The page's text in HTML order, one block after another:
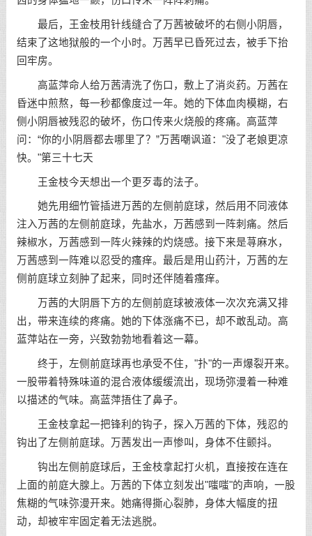
最后，王金枝用针线缝合了万茜被破坏的右侧小阴唇，
结束了这地狱般的一个小时。万茜早已昏死过去，被手下抬
回牢房。
高蓝萍命人给万茜清洗了伤口，敷上了消炎药。万茜在
昏迷中煎熬，每一秒都像度过一年。她的下体血肉模糊，右
侧小阴唇被残忍的破坏，伤口传来火烧般的疼痛。高蓝萍
问：“你的小阴唇都去哪里了？”万茜嘲讽道："没了老娘更凉
快。"第三十七天
王金枝今天想出一个更歹毒的法子。
她先用细竹管插进万茜的左侧前庭球，然后用不同液体
注入万茜的左侧前庭球，先盐水，万茜感到一阵刺痛。然后
辣椒水，万茜感到一阵火辣辣的灼烧感。接下来是荨麻水，
万茜感到一阵难以忍受的瘙痒。最后是用山药汁，万茜的左
侧前庭球立刻肿了起来，同时还伴随着瘙痒。
万茜的大阴唇下方的左侧前庭球被液体一次次充满又排
出，带来连续的疼痛。她的下体涨痛不已，却不敢乱动。高
蓝萍站在一旁，兴致勃勃地看着这一幕。
终于，左侧前庭球再也承受不住，"扑"的一声爆裂开来。
一股带着特殊味道的混合液体缓缓流出，现场弥漫着一种难
以描述的气味。高蓝萍捂住了鼻子。
王金枝拿起一把锋利的钩子，探入万茜的下体，残忍的
钩出了左侧前庭球。万茜发出一声惨叫，身体不住颤抖。
钩出左侧前庭球后，王金枝拿起打火机，直接按在连在
上面的前庭大腺上。万茜的下体立刻发出"嗤嗤"的声响，一股
焦糊的气味弥漫开来。她痛得撕心裂肺，身体大幅度的扭
动，却被牢牢固定着无法逃脱。